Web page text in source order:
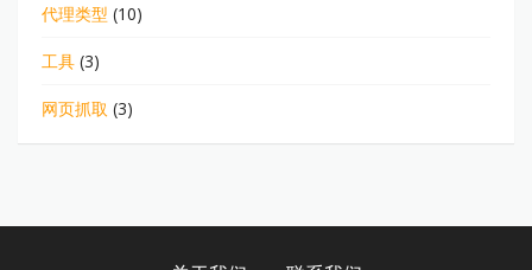
代理类型 (10)
工具 (3)
网页抓取 (3)